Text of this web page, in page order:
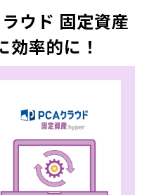
ウド 固定資産
率的に！